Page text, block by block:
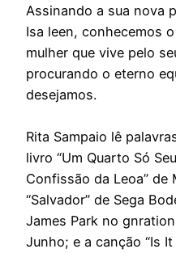
Assinando a sua nova
Isa leen, conhecemos
mulher que vive pelo
procurando o eterno
desejamos.
Rita Sampaio lê
livro “Um Quarto Só
Confissão da Leoa” de
“Salvador” de Sega
James Park no
Junho; e a canção “Is